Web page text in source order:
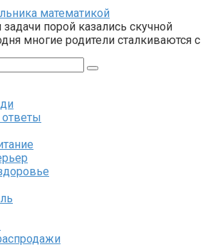
математикой
порой казались скучной
многие родители сталкиваются с